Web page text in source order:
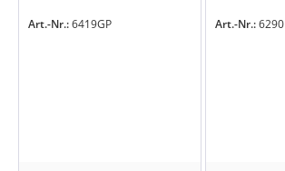
Art.-Nr.:6419GP Art.-Nr.:6290